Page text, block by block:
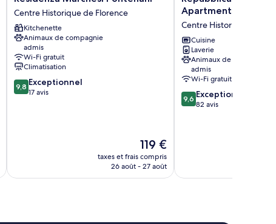
Marchesi
Pontenani
Centre
Historique
de
Florence
Centre Historique de Florence
Kitchenette
Animaux de compagnie
admis
Wi-Fi gratuit
Climatisation
9.8
sur
9,8 Exceptionnel
17 avis
Le
nouveau
prix
119 €
taxes et frais compris
26 août - 27 août
Firenze
Luxury
Apartments
|
UNA
ESPERIENZE
Centre
Historique
de
Florence
Apartments | UNA
Centre Historique de
Cuisine
Laverie
Animaux de compagnie
admis
Wi-Fi gratuit
9.6
sur
9,6 Exceptionnel
82 avis